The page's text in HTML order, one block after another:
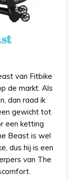
van Fitbike
de markt. Als
dan raad ik
gewicht tot
een ketting
Beast is wel
dus hij is een
van The